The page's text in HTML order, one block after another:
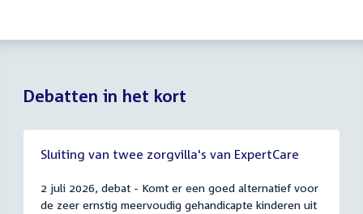
Debatten in het kort
Sluiting van twee zorgvilla's van ExpertCare
2 juli 2026, debat - Komt er een goed alternatief voor
de zeer ernstig meervoudig gehandicapte kinderen uit